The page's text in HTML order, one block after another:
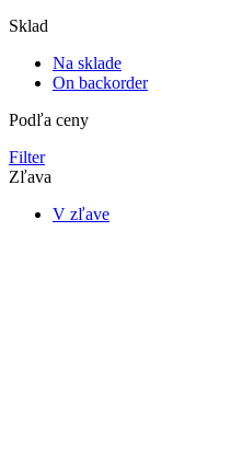
Sklad
Na sklade
On backorder
Podľa ceny
Filter
Zľava
V zľave